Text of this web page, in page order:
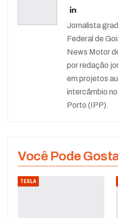
Jornalista
Federal de
News Motor
por redação
em projetos
intercâmbio
Porto (IPP).
Você Pode
TESLA